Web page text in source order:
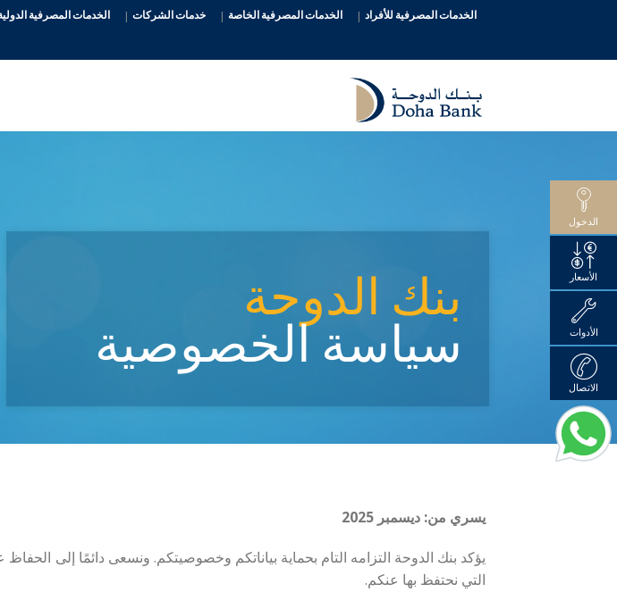
الخدمات المصرفية للأفراد الخدمات المصرفية الخاصة خدمات الشركات الخدمات المصرفية
بنك الدوحة
سياسة الخصوصية
يسري من: ديسمبر 2025
يؤكد بنك الدوحة التزامه التام بحماية بياناتكم وخصوصيتكم. ونسعى دائمًا إلى
التي نحتفظ بها عنكم.
الدخول
الأسعار
الأدوات
الاتصال